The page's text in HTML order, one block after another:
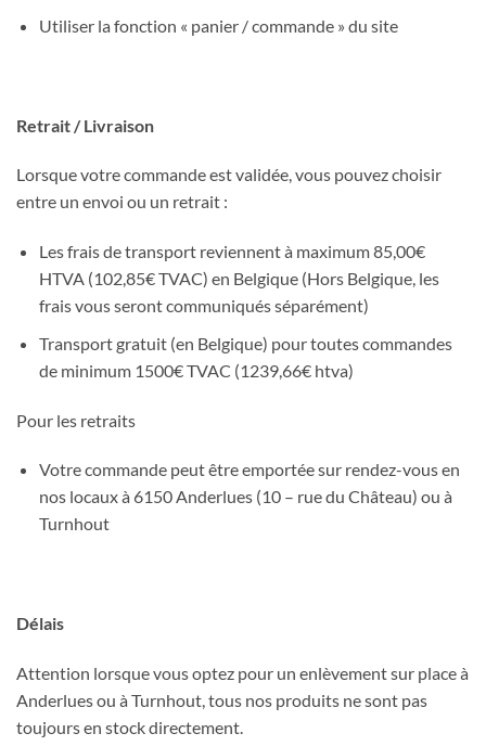
Utiliser la fonction « panier / commande » du site
Retrait / Livraison
Lorsque votre commande est validée, vous pouvez choisir
entre un envoi ou un retrait :
Les frais de transport reviennent à maximum 85,00€
HTVA (102,85€ TVAC) en Belgique (Hors Belgique, les
frais vous seront communiqués séparément)
Transport gratuit (en Belgique) pour toutes commandes
de minimum 1500€ TVAC (1239,66€ htva)
Pour les retraits
Votre commande peut être emportée sur rendez-vous en
nos locaux à 6150 Anderlues (10 – rue du Château) ou à
Turnhout
Délais
Attention lorsque vous optez pour un enlèvement sur place à
Anderlues ou à Turnhout, tous nos produits ne sont pas
toujours en stock directement.